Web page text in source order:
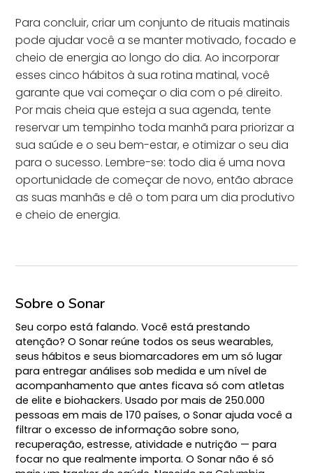
Para concluir, criar um conjunto de rituais matinais
pode ajudar você a se manter motivado, focado e
cheio de energia ao longo do dia. Ao incorporar
esses cinco hábitos à sua rotina matinal, você
garante que vai começar o dia com o pé direito.
Por mais cheia que esteja a sua agenda, tente
reservar um tempinho toda manhã para priorizar a
sua saúde e o seu bem-estar, e otimizar o seu dia
para o sucesso. Lembre-se: todo dia é uma nova
oportunidade de começar de novo, então abrace
as suas manhãs e dê o tom para um dia produtivo
e cheio de energia.
Sobre o Sonar
Seu corpo está falando. Você está prestando
atenção? O Sonar reúne todos os seus wearables,
seus hábitos e seus biomarcadores em um só lugar
para entregar análises sob medida e um nível de
acompanhamento que antes ficava só com atletas
de elite e biohackers. Usado por mais de 250.000
pessoas em mais de 170 países, o Sonar ajuda você a
filtrar o excesso de informação sobre sono,
recuperação, estresse, atividade e nutrição — para
focar no que realmente importa. O Sonar não é só